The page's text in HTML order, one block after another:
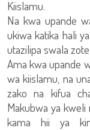
Kiislamu.
Na kwa upande
ukiwa katika hali
utazilipa swala
Ama kwa upande
wa kiislamu, na
zako na kifua
Makubwa ya
kama hii ya